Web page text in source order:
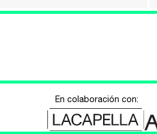
En colaboración con: